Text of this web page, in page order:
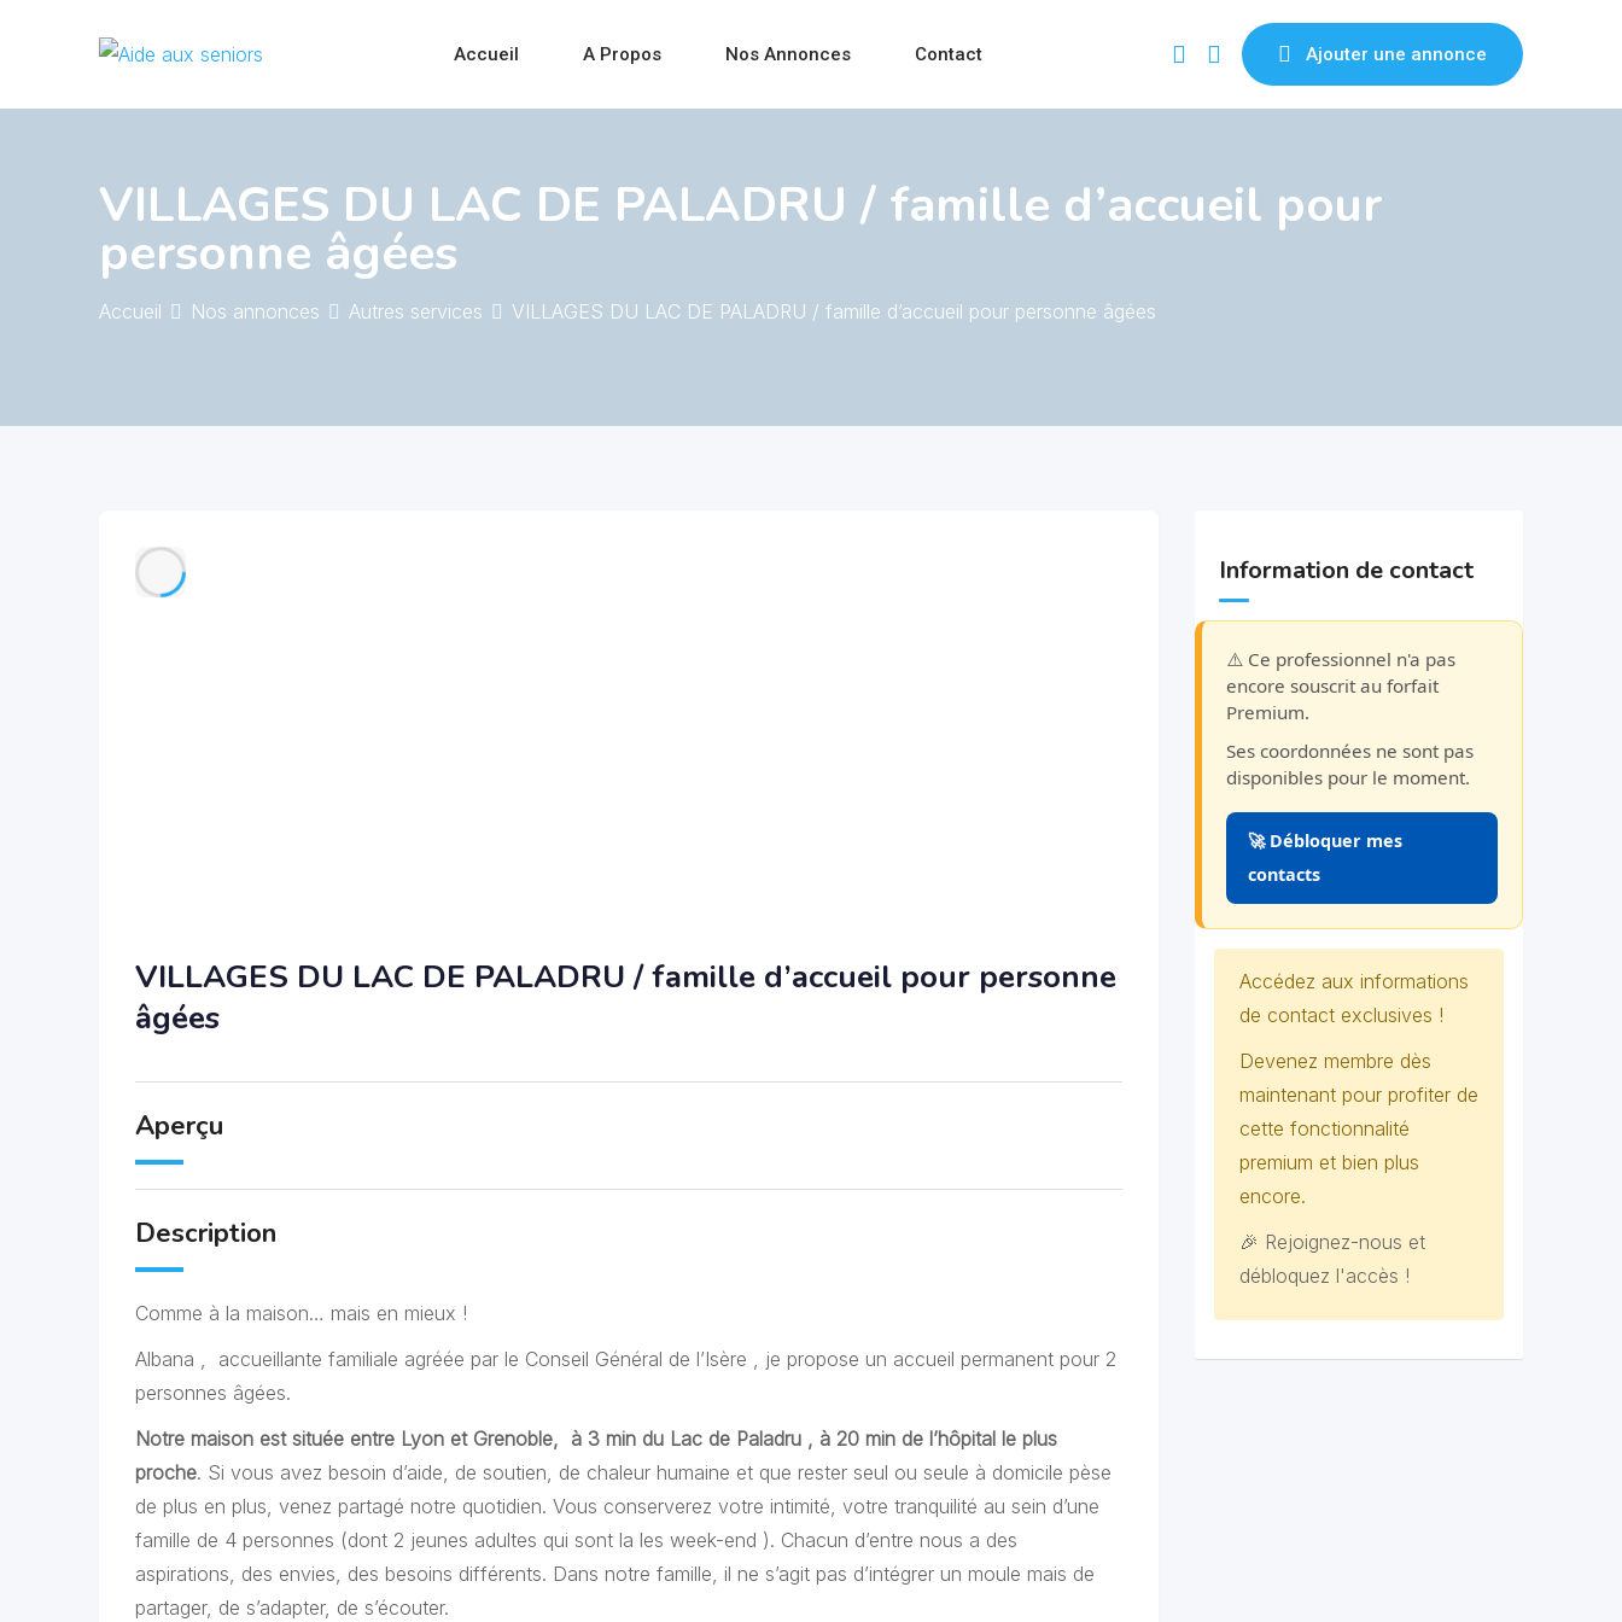
Accueil A Propos Nos Annonces Contact Ajouter une annonce
VILLAGES DU LAC DE PALADRU / famille d’accueil pour
personne âgées
Accueil Nos annonces Autres services VILLAGES DU LAC DE PALADRU / famille d’accueil pour personne âgées
VILLAGES DU LAC DE PALADRU / famille d’accueil pour personne
âgées
Aperçu
Description
Comme à la maison… mais en mieux !
Albana , accueillante familiale agréée par le Conseil Général de l’Isère , je propose un accueil permanent pour 2
personnes âgées.
Notre maison est située entre Lyon et Grenoble, à 3 min du Lac de Paladru , à 20 min de l’hôpital le plus
proche. Si vous avez besoin d’aide, de soutien, de chaleur humaine et que rester seul ou seule à domicile pèse
de plus en plus, venez partagé notre quotidien. Vous conserverez votre intimité, votre tranquilité au sein d’une
famille de 4 personnes (dont 2 jeunes adultes qui sont la les week-end ). Chacun d’entre nous a des
aspirations, des envies, des besoins différents. Dans notre famille, il ne s’agit pas d’intégrer un moule mais de
partager, de s’adapter, de s’écouter.
Information de contact
⚠️ Ce professionnel n'a pas
encore souscrit au forfait
Premium.
Ses coordonnées ne sont pas
disponibles pour le moment.
🚀 Débloquer mes
contacts
Accédez aux informations
de contact exclusives !
Devenez membre dès
maintenant pour profiter de
cette fonctionnalité
premium et bien plus
encore.
🎉 Rejoignez-nous et
débloquez l'accès !